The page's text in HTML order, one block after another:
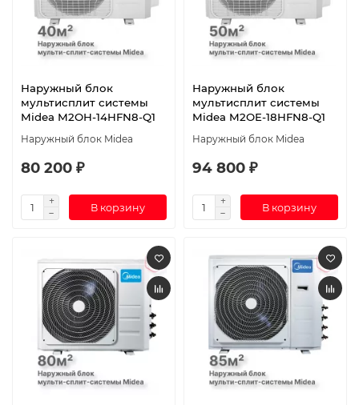
Наружный блок
мультисплит системы
Midea M2OH-14HFN8-Q1
Наружный блок Midea
80 200 ₽
В корзину
Наружный блок
мультисплит системы
Midea M2OE-18HFN8-Q1
Наружный блок Midea
94 800 ₽
В корзину